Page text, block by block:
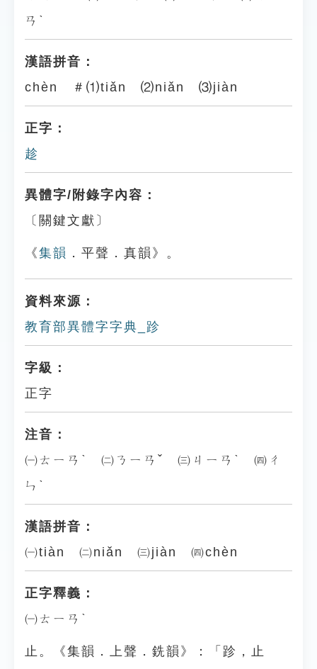
ㄢˋ
漢語拼音：
chèn ＃⑴tiǎn ⑵niǎn ⑶jiàn
正字：
趁
異體字/附錄字內容：
〔關鍵文獻〕
《集韻 ．平聲．真韻》。
資料來源：
教育部異體字字典_跈
字級：
正字
注音：
㈠ㄊㄧㄢˋ ㈡ㄋㄧㄢˇ ㈢ㄐㄧㄢˋ ㈣ㄔ
ㄣˋ
漢語拼音：
㈠tiàn ㈡niǎn ㈢jiàn ㈣chèn
正字釋義：
㈠ㄊㄧㄢˋ
止。《集韻．上聲．銑韻》：「跈，止